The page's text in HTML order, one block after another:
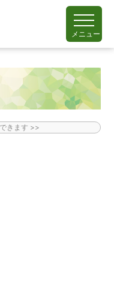
メニュー